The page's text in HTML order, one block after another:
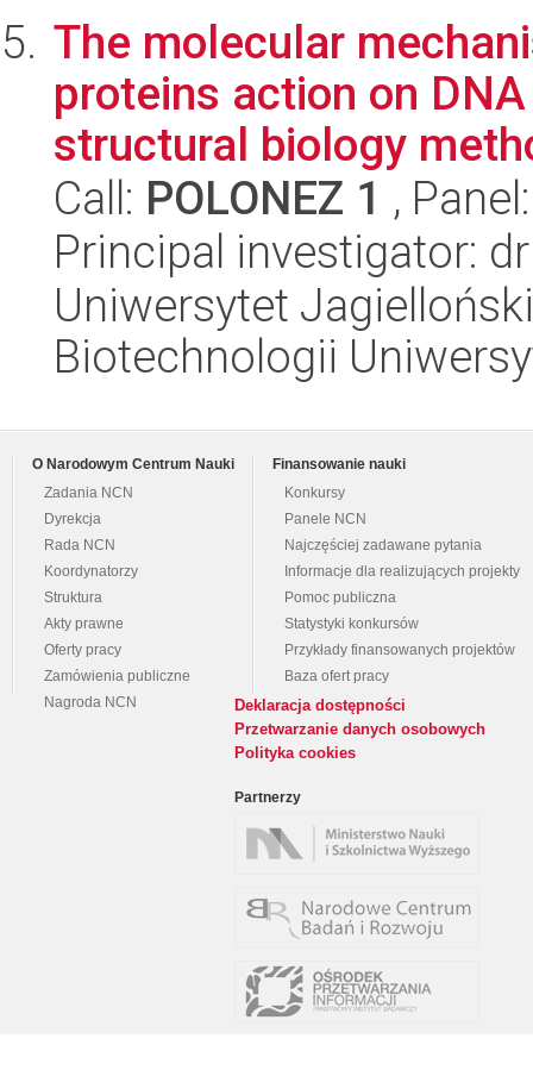
The molecular
proteins action on
structural biology
Call: POLONEZ 1 ,
Principal investigator:
Uniwersytet
Biotechnologii
O Narodowym Centrum Nauki
Zadania NCN
Dyrekcja
Rada NCN
Koordynatorzy
Struktura
Akty prawne
Oferty pracy
Zamówienia publiczne
Nagroda NCN
Finansowanie nauki
Konkursy
Panele NCN
Najczęściej zadawane pytania
Informacje dla realizujących projekty
Pomoc publiczna
Statystyki konkursów
Przykłady finansowanych projektów
Baza ofert pracy
Deklaracja dostępności
Przetwarzanie danych osobowych
Polityka cookies
Partnerzy